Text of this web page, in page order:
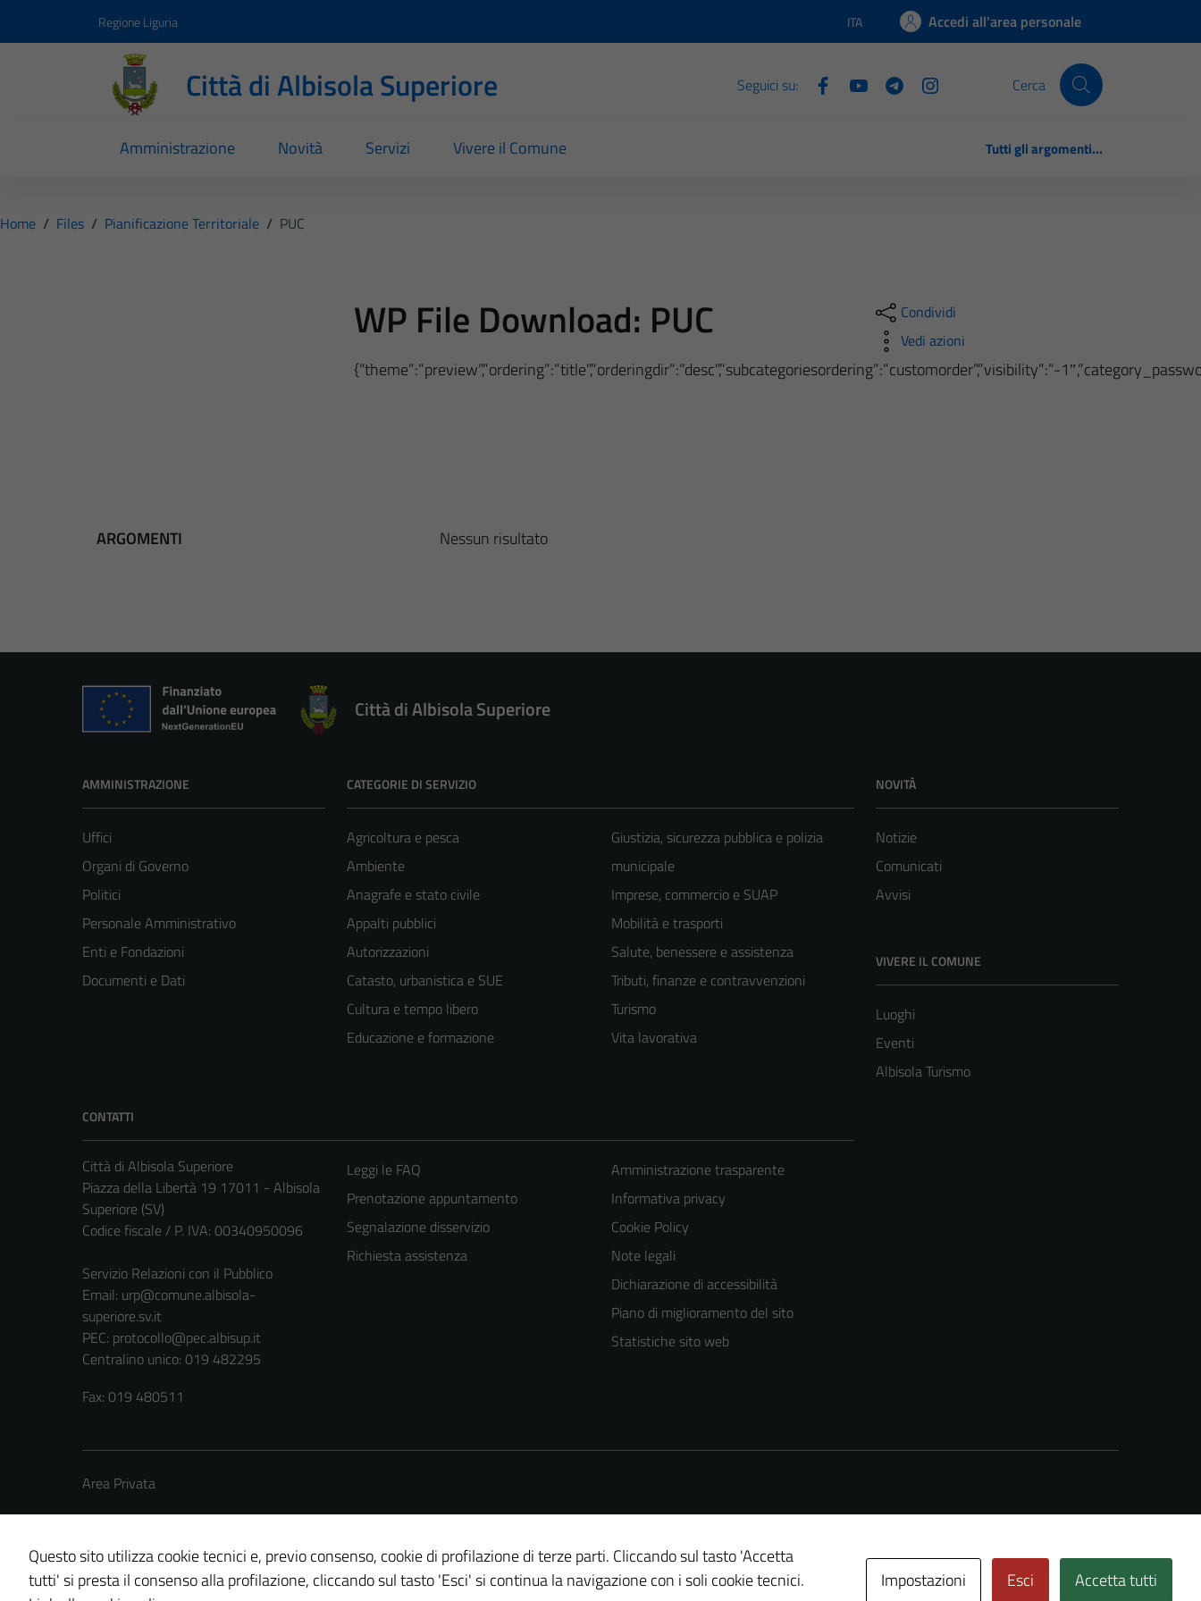
Regione Liguria Lingua attiva:
ITA Accedi all'area personale
Città di Albisola Superiore Seguici su: Cerca
Amministrazione Novità Servizi Vivere il Comune Tutti gli argomenti...
Home / Files / Pianificazione Territoriale / PUC
WP File Download: PUC
{“theme”:”preview”,”ordering”:”title”,”orderingdir”:”desc”,”subcategoriesordering”:”customorder”,”visibility”:”-
Condividi
Vedi azioni
ARGOMENTI Nessun risultato
Città di Albisola Superiore
AMMINISTRAZIONE
Uffici
Organi di Governo
Politici
Personale Amministrativo
Enti e Fondazioni
Documenti e Dati
CATEGORIE DI SERVIZIO
Agricoltura e pesca
Ambiente
Anagrafe e stato civile
Appalti pubblici
Autorizzazioni
Catasto, urbanistica e SUE
Cultura e tempo libero
Educazione e formazione
Giustizia, sicurezza pubblica e polizia
municipale
Imprese, commercio e SUAP
Mobilità e trasporti
Salute, benessere e assistenza
Tributi, finanze e contravvenzioni
Turismo
Vita lavorativa
NOVITÀ
Notizie
Comunicati
Avvisi
VIVERE IL COMUNE
Luoghi
Eventi
Albisola Turismo
CONTATTI
Città di Albisola Superiore
Piazza della Libertà 19 17011 - Albisola
Superiore (SV)
Codice fiscale / P. IVA: 00340950096
Servizio Relazioni con il Pubblico
Email: urp@comune.albisola-
superiore.sv.it
PEC: protocollo@pec.albisup.it
Centralino unico: 019 482295
Fax: 019 480511
Leggi le FAQ
Prenotazione appuntamento
Segnalazione disservizio
Richiesta assistenza
Amministrazione trasparente
Informativa privacy
Cookie Policy
Note legali
Dichiarazione di accessibilità
Piano di miglioramento del sito
Statistiche sito web
Area Privata
Credits: © Technical Design s.r.l.
Questo sito utilizza cookie tecnici e, previo consenso, cookie di profilazione di terze parti. Cliccando sul tasto 'Accetta
tutti' si presta il consenso alla profilazione, cliccando sul tasto 'Esci' si continua la navigazione con i soli cookie tecnici.
Impostazioni Esci Accetta tutti